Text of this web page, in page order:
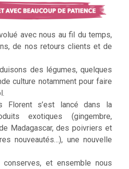
avec nous au fil du temps,
de nos retours clients et de
des légumes, quelques
culture notamment pour faire
Florent s’est lancé dans la
exotiques (gingembre,
Madagascar, des poivriers et
nouveautés…), une nouvelle
et ensemble nous